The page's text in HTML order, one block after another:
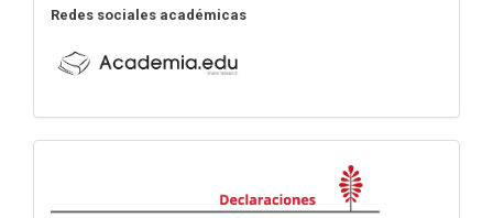
Redes sociales académicas